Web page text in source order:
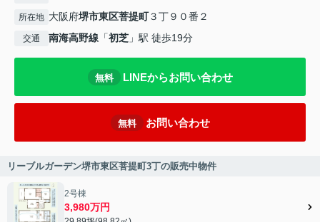
所在地 大阪府堺市東区菩提町３丁９０番２
交通 南海高野線 「初芝 」駅 徒歩19分
無料 LINEからお問い合わせ
無料 お問い合わせ
リーブルガーデン堺市東区菩提町3丁の販売中物件
2号棟
3,980万円